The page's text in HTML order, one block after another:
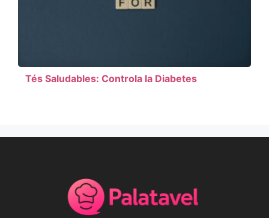
Tés Saludables: Controla la Diabetes